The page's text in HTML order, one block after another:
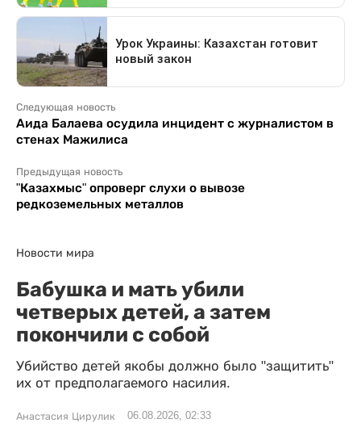
Следующая новость
Аида Балаева осудила инцидент с журналистом в
стенах Мажилиса
Предыдущая новость
"Казахмыс" опроверг слухи о вывозе
редкоземельных металлов
Новости мира
Бабушка и мать убили
четверых детей, а затем
покончили с собой
Убийство детей якобы должно было "защитить"
их от предполагаемого насилия.
Анастасия Цирулик 06.08.2026, 02:33